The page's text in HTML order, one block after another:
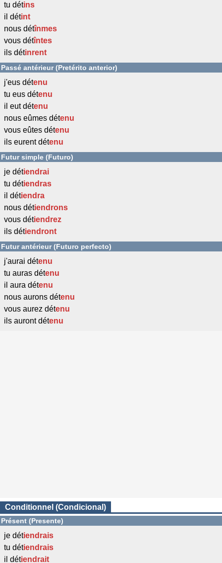
tu détins
il détint
nous détînmes
vous détîntes
ils détinrent
Passé antérieur (Pretérito anterior)
j'eus détenu
tu eus détenu
il eut détenu
nous eûmes détenu
vous eûtes détenu
ils eurent détenu
Futur simple (Futuro)
je détiendrai
tu détiendras
il détiendra
nous détiendrons
vous détiendrez
ils détiendront
Futur antérieur (Futuro perfecto)
j'aurai détenu
tu auras détenu
il aura détenu
nous aurons détenu
vous aurez détenu
ils auront détenu
Conditionnel (Condicional)
Présent (Presente)
je détiendrais
tu détiendrais
il détiendrait